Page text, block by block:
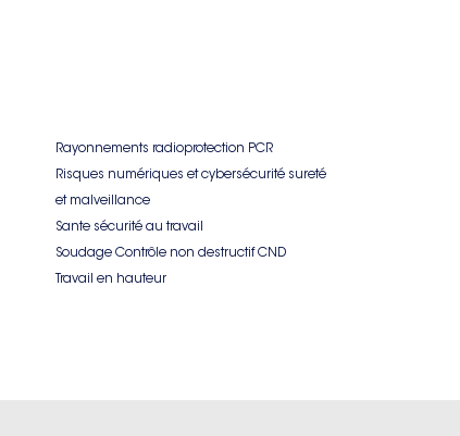
Rayonnements radioprotection PCR
Risques numériques et cybersécurité sureté
et malveillance
Sante sécurité au travail
Soudage Contrôle non destructif CND
Travail en hauteur